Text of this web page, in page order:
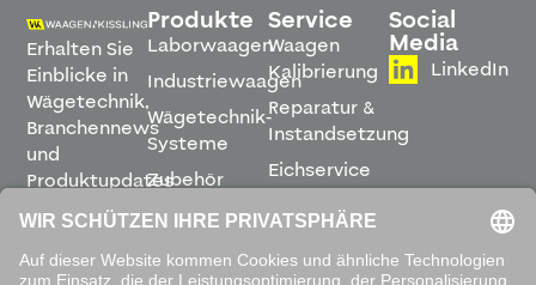
Erhalten Sie
Einblicke in
Wägetechnik,
Branchennews
und
Produktupdates
direkt in
Ihren
Posteingang.
Produkte
Laborwaagen
Industriewaagen
Wägetechnik-
Systeme
Zubehör
Software
Service
Waagen
Kalibrierung
Reparatur &
Instandsetzung
Eichservice
Montage &
Inbetriebnahme
Leihwaagen
Social
Media
LinkedIn